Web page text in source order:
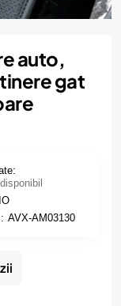
auto,
gat
AVX-AM03130